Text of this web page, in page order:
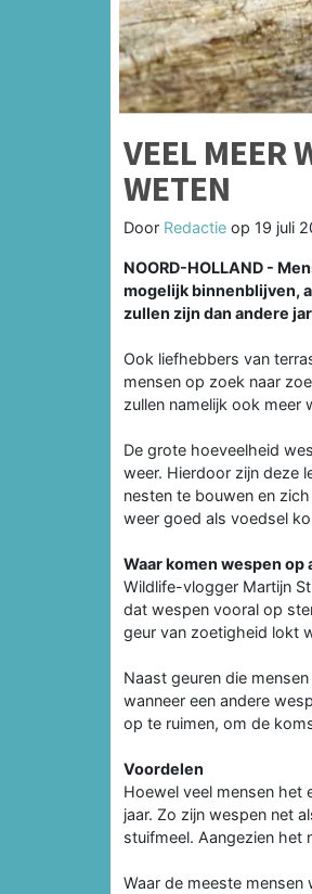
VEEL MEER
WETEN
Door Redactie op 19 juli
NOORD-HOLLAND -
mogelijk binnenblijven,
zullen zijn dan andere
Ook liefhebbers van
mensen op zoek naar
zullen namelijk ook meer
De grote hoeveelheid
weer. Hierdoor zijn deze
nesten te bouwen en
weer goed als voedsel
Waar komen wespen op
Wildlife-vlogger Martijn
dat wespen vooral op
geur van zoetigheid lokt
Naast geuren die
wanneer een andere
op te ruimen, om de
Voordelen
Hoewel veel mensen het
jaar. Zo zijn wespen net
stuifmeel. Aangezien het
Waar de meeste